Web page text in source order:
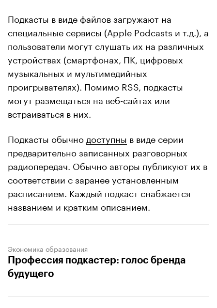
Подкасты в виде файлов загружают на
специальные сервисы (Apple Podcasts и т.д.), а
пользователи могут слушать их на различных
устройствах (смартфонах, ПК, цифровых
музыкальных и мультимедийных
проигрывателях). Помимо RSS, подкасты
могут размещаться на веб-сайтах или
встраиваться в них.
Подкасты обычно доступны в виде серии
предварительно записанных разговорных
радиопередач. Обычно авторы публикуют их в
соответствии с заранее установленным
расписанием. Каждый подкаст снабжается
названием и кратким описанием.
Экономика образования
Профессия подкастер: голос бренда
будущего